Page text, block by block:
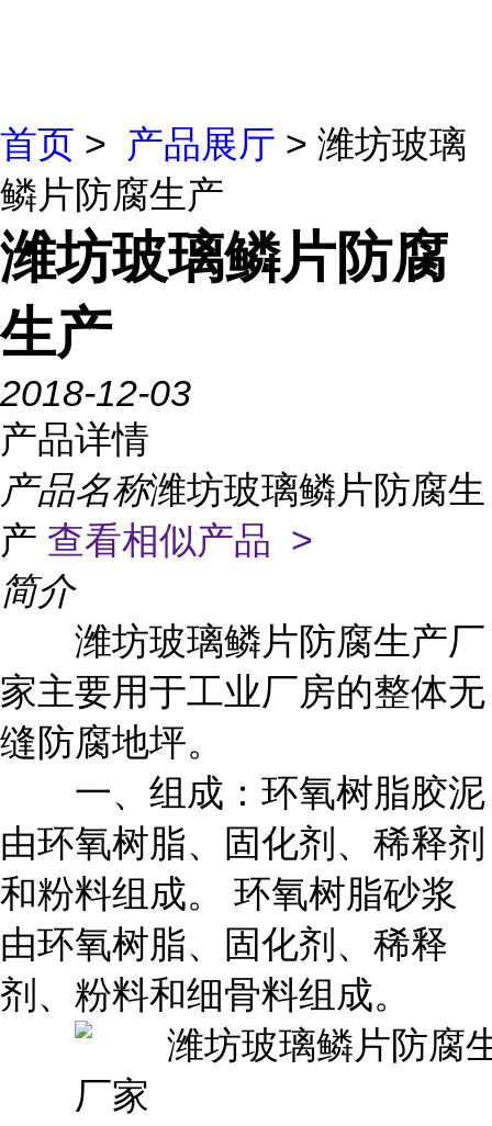
首页 > 产品展厅 > 潍坊玻璃
鳞片防腐生产
潍坊玻璃鳞片防腐
生产
2018-12-03
产品详情
产品名称潍坊玻璃鳞片防腐生
产 查看相似产品 >
简介
潍坊玻璃鳞片防腐生产厂
家主要用于工业厂房的整体无
缝防腐地坪。
一、组成：环氧树脂胶泥
由环氧树脂、固化剂、稀释剂
和粉料组成。 环氧树脂砂浆
由环氧树脂、固化剂、稀释
剂、粉料和细骨料组成。